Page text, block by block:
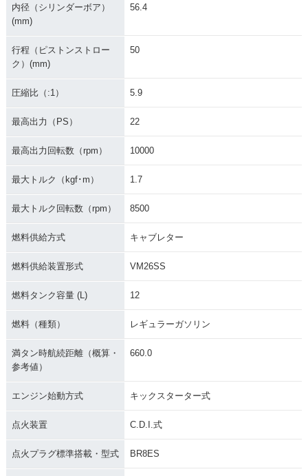
内径（シリンダーボア）
(mm)
56.4
行程（ピストンストロー
ク）(mm)
50
圧縮比（:1） 5.9
最高出力（PS） 22
最高出力回転数（rpm） 10000
最大トルク（kgf･m） 1.7
最大トルク回転数（rpm） 8500
燃料供給方式 キャブレター
燃料供給装置形式 VM26SS
燃料タンク容量 (L) 12
燃料（種類） レギュラーガソリン
満タン時航続距離（概算・
参考値）
660.0
エンジン始動方式 キックスターター式
点火装置 C.D.I.式
点火プラグ標準搭載・型式 BR8ES